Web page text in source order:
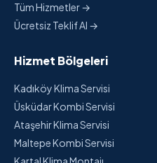
Tüm Hizmetler →
Ücretsiz Teklif Al →
Hizmet Bölgeleri
Kadıköy Klima Servisi
Üsküdar Kombi Servisi
Ataşehir Klima Servisi
Maltepe Kombi Servisi